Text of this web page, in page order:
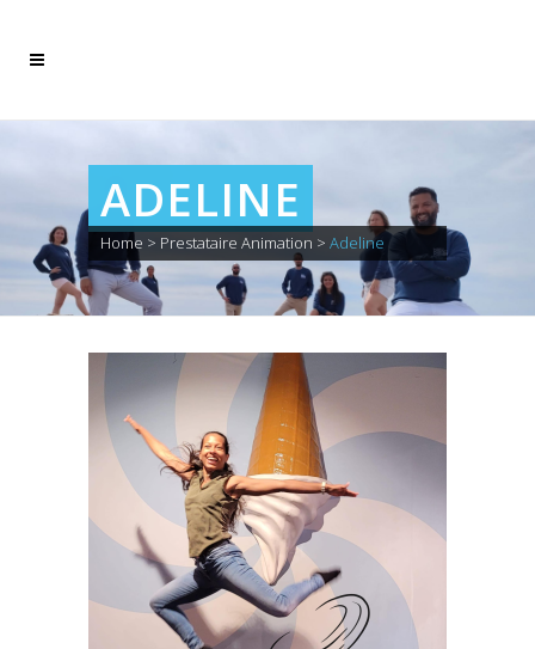
ADELINE
Home > Prestataire Animation > Adeline